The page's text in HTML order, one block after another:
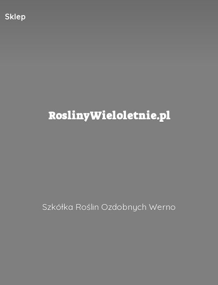
Sklep
RoslinyWieloletnie.pl
Szkółka Roślin Ozdobnych Werno